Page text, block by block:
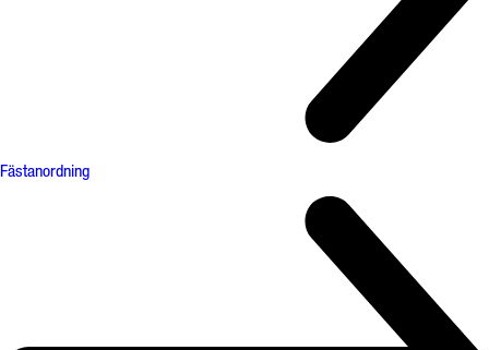
Fästanordning